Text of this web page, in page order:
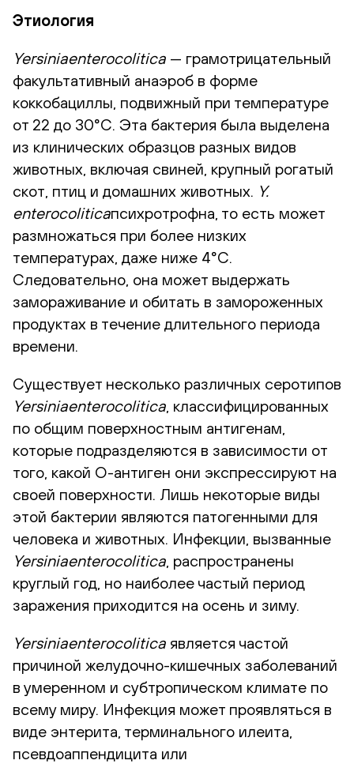
Этиология
Yersiniaenterocolitica — грамотрицательный
факультативный анаэроб в форме
коккобациллы, подвижный при температуре
от 22 до 30°C. Эта бактерия была выделена
из клинических образцов разных видов
животных, включая свиней, крупный рогатый
скот, птиц и домашних животных. Y.
enterocoliticaпсихротрофна, то есть может
размножаться при более низких
температурах, даже ниже 4°C.
Следовательно, она может выдержать
замораживание и обитать в замороженных
продуктах в течение длительного периода
времени.
Существует несколько различных серотипов
Yersiniaenterocolitica , классифицированных
по общим поверхностным антигенам,
которые подразделяются в зависимости от
того, какой О-антиген они экспрессируют на
своей поверхности. Лишь некоторые виды
этой бактерии являются патогенными для
человека и животных. Инфекции, вызванные
Yersiniaenterocolitica , распространены
круглый год, но наиболее частый период
заражения приходится на осень и зиму.
Yersiniaenterocolitica является частой
причиной желудочно-кишечных заболеваний
в умеренном и субтропическом климате по
всему миру. Инфекция может проявляться в
виде энтерита, терминального илеита,
псевдоаппендицита или